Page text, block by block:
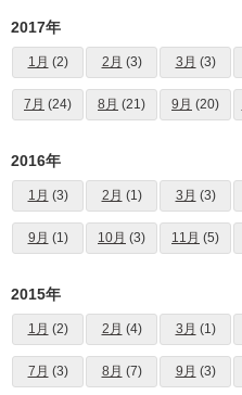
2017年
1月 (2) 2月 (3) 3月 (3)
7月 (24) 8月 (21) 9月 (20)
2016年
1月 (3) 2月 (1) 3月 (3)
9月 (1) 10月 (3) 11月 (5)
2015年
1月 (2) 2月 (4) 3月 (1)
7月 (3) 8月 (7) 9月 (3)